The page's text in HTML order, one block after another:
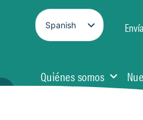
Spanish
English
Quiénes somos